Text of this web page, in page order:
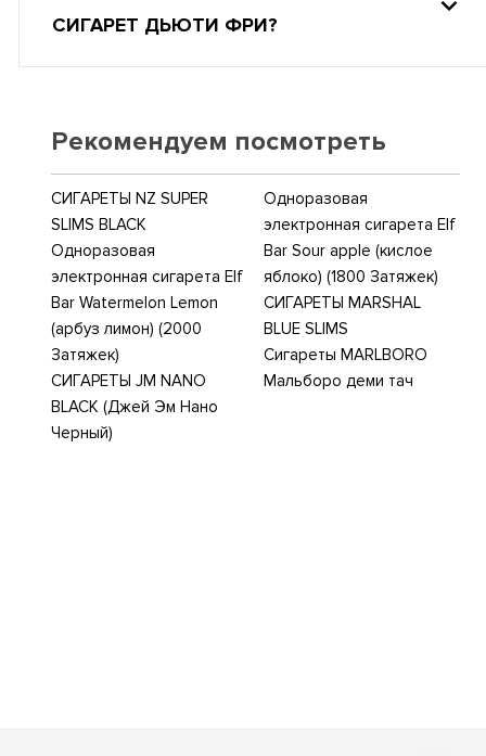
СИГАРЕТ ДЬЮТИ ФРИ?
Рекомендуем посмотреть
СИГАРЕТЫ NZ SUPER
SLIMS BLACK
Одноразовая
электронная сигарета Elf
Bar Watermelon Lemon
(арбуз лимон) (2000
Затяжек)
СИГАРЕТЫ JM NANO
BLACK (Джей Эм Нано
Черный)
Одноразовая
электронная сигарета Elf
Bar Sour apple (кислое
яблоко) (1800 Затяжек)
СИГАРЕТЫ MARSHAL
BLUE SLIMS
Сигареты MARLBORO
Мальборо деми тач